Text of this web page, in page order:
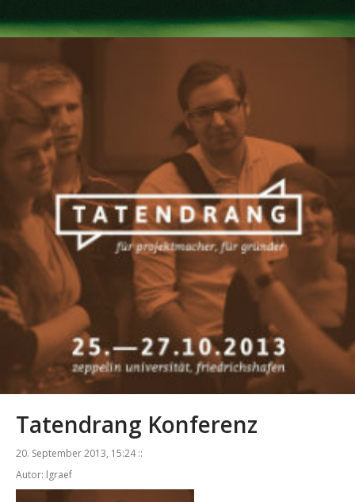
Tatendrang Konferenz
20. September 2013, 15:24 ::
Autor: lgraef